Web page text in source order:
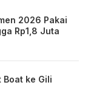
2026 Pakai
Rp1,8 Juta
Boat ke Gili